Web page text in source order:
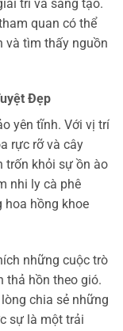
trí và sáng tạo.
quan có thể
và tìm thấy nguồn
Đẹp
yên tĩnh. Với vị trí
rực rỡ và cây
trốn khỏi sự ồn ào
nhi ly cà phê
hoa hồng khoe
những cuộc trò
thả hồn theo gió.
chia sẻ những
sự là một trải